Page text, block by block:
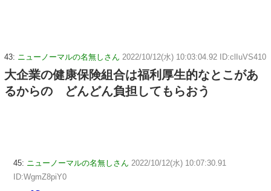
43: ニューノーマルの名無しさん 2022/10/12(水) 10:03:04.92 ID:clIuVS410
大企業の健康保険組合は福利厚生的なとこがあ
るからの どんどん負担してもらおう
45: ニューノーマルの名無しさん 2022/10/12(水) 10:07:30.91
ID:WgmZ8piY0